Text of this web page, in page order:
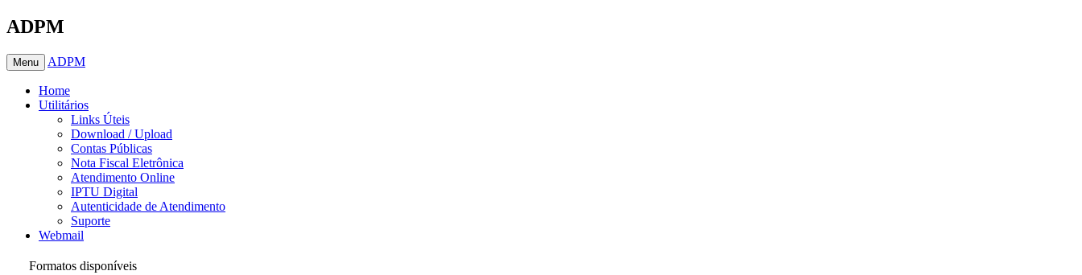
ADPM
Menu ADPM
Home
Utilitários
Links Úteis
Download / Upload
Contas Públicas
Nota Fiscal Eletrônica
Atendimento Online
IPTU Digital
Autenticidade de Atendimento
Suporte
Webmail
Formatos disponíveis